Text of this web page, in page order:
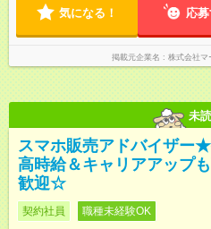
気になる！ 応
掲載元企業名 株式会社マ
未読
スマホ販売アドバイザー
高時給＆キャリアアップ
歓迎☆
契約社員 職種未経験OK